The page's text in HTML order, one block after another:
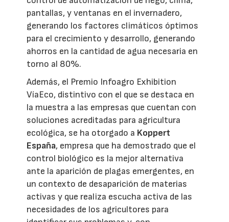
pantallas, y ventanas en el invernadero,
generando los factores climáticos óptimos
para el crecimiento y desarrollo, generando
ahorros en la cantidad de agua necesaria en
torno al 80%.
Además, el Premio Infoagro Exhibition
VíaEco, distintivo con el que se destaca en
la muestra a las empresas que cuentan con
soluciones acreditadas para agricultura
ecológica, se ha otorgado a Koppert
España, empresa que ha demostrado que el
control biológico es la mejor alternativa
ante la aparición de plagas emergentes, en
un contexto de desaparición de materias
activas y que realiza escucha activa de las
necesidades de los agricultores para